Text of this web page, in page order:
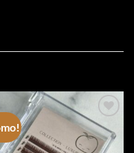
Add to
wishlist